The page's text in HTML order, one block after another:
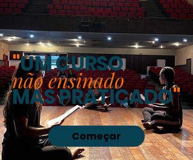
"UM CURSO
não ensinado
MAS PRATICADO"
Começar